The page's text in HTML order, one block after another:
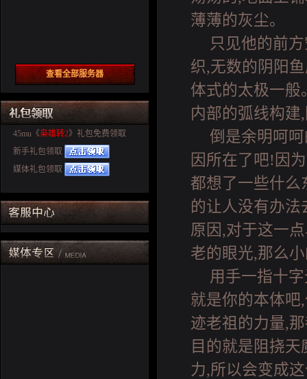
查看全部服务器
45mu《枭雄转2》礼包免费领取
新手礼包领取
媒体礼包领取
薄薄的灰尘。
只见他的前
织,无数的阴阳
体式的太极一般
内部的弧线构
倒是余明呵
因所在了吧!因
都想了一些什么
的让人没有办
原因,对于这一
老的眼光,那么
用手一指十
就是你的本体吧
迹老祖的力量,
目的就是阻挠
力,所以会变成